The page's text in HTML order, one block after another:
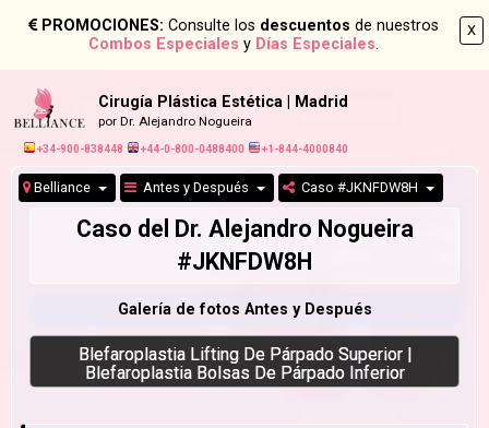
X
PROMOCIONES: Consulte los descuentos de nuestros
Combos Especiales y Días Especiales.
Cirugía Plástica Estética | Madrid
por Dr. Alejandro Nogueira
+34-900-838448 +44-0-800-0488400 +1-844-4000840
Belliance Antes y Después Caso #JKNFDW8H
Caso del Dr. Alejandro Nogueira
#JKNFDW8H
Galería de fotos Antes y Después
Blefaroplastia Lifting De Párpado Superior |
Blefaroplastia Bolsas De Párpado Inferior